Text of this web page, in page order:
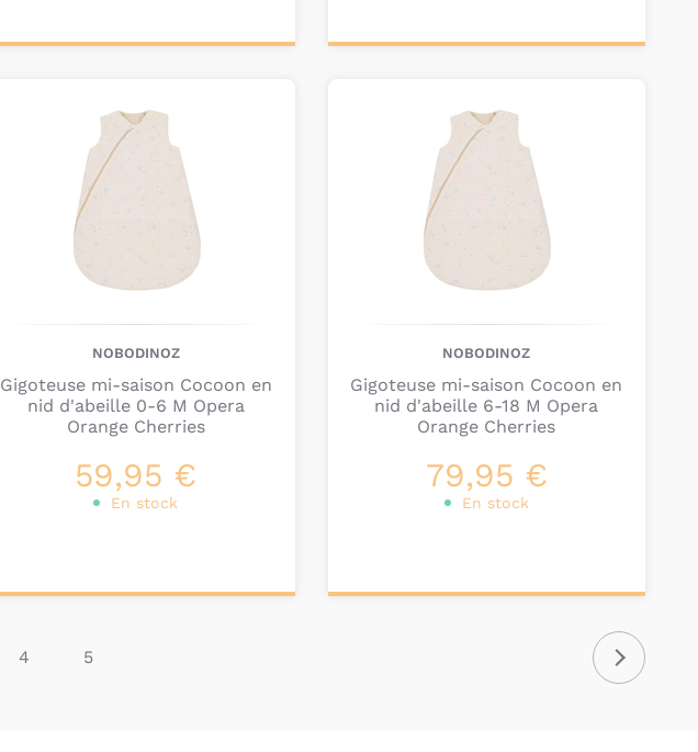
NOBODINOZ
Gigoteuse mi-saison Cocoon en
nid d'abeille 0-6 M Opera
Orange Cherries
59,95 €
En stock
NOBODINOZ
Gigoteuse mi-saison Cocoon en
nid d'abeille 6-18 M Opera
Orange Cherries
79,95 €
En stock
4 5